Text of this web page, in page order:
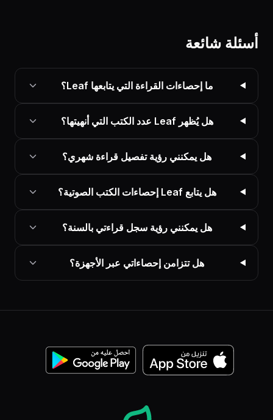
أسئلة شائعة
ما إحصاءات القراءة التي يتابعها Leaf؟
هل يُظهر Leaf عدد الكتب التي أنهيتها؟
هل يمكنني رؤية تفصيل قراءة شهري؟
هل يتابع Leaf إحصاءات الكتب الصوتية؟
هل يمكنني رؤية سجل قراءتي بالسنة؟
هل تتزامن إحصاءاتي عبر الأجهزة؟